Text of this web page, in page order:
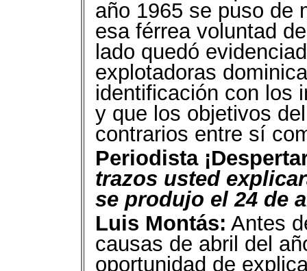
año 1965 se puso de
esa férrea voluntad
lado quedó
explotadoras
identificación con los
y que los objetivos
contrarios entre sí
Periodista
trazos usted
se produjo el 24 de
Luis Montás: Antes
causas de abril del
oportunidad de